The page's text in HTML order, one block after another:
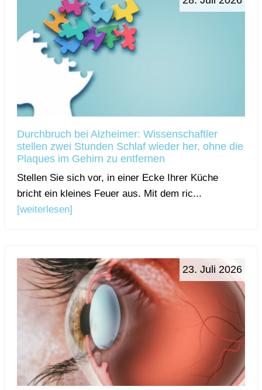
Durchbruch bei Alzheimer: Wissenschaftler
stellen zwei Stunden Schlaf wieder her, ohne die
Plaques im Gehirn zu entfernen
Stellen Sie sich vor, in einer Ecke Ihrer Küche
bricht ein kleines Feuer aus. Mit dem ric...
[weiterlesen]
23. Juli 2026